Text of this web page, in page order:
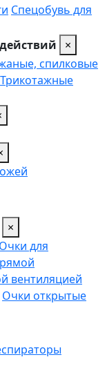
Спецобувь для
×
спилковые
Трикотажные
×
Очки для
вентиляцией
Очки открытые